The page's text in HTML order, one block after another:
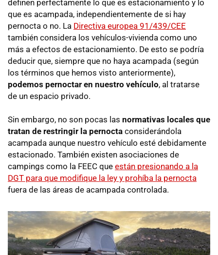
definen perfectamente lo que es estacionamiento y lo
que es acampada, independientemente de si hay
pernocta o no. La Directiva europea 91/439/CEE
también considera los vehículos-vivienda como uno
más a efectos de estacionamiento. De esto se podría
deducir que, siempre que no haya acampada (según
los términos que hemos visto anteriormente),
podemos pernoctar en nuestro vehículo, al tratarse
de un espacio privado.
Sin embargo, no son pocas las normativas locales que
tratan de restringir la pernocta considerándola
acampada aunque nuestro vehículo esté debidamente
estacionado. También existen asociaciones de
campings como la FEEC que están presionando a la
DGT para que modifique la ley y prohíba la pernocta
fuera de las áreas de acampada controlada.